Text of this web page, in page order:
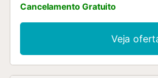
Cancelamento Gratuito
Veja